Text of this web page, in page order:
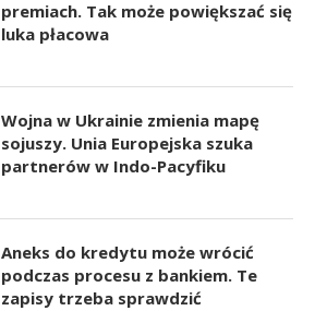
premiach. Tak może powiększać się
luka płacowa
Wojna w Ukrainie zmienia mapę
sojuszy. Unia Europejska szuka
partnerów w Indo-Pacyfiku
Aneks do kredytu może wrócić
podczas procesu z bankiem. Te
zapisy trzeba sprawdzić